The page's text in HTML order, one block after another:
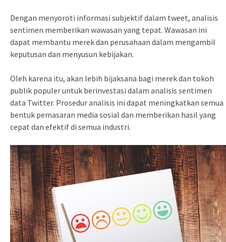
Dengan menyoroti informasi subjektif dalam tweet, analisis
sentimen memberikan wawasan yang tepat. Wawasan ini
dapat membantu merek dan perusahaan dalam mengambil
keputusan dan menyusun kebijakan.
Oleh karena itu, akan lebih bijaksana bagi merek dan tokoh
publik populer untuk berinvestasi dalam analisis sentimen
data Twitter. Prosedur analisis ini dapat meningkatkan semua
bentuk pemasaran media sosial dan memberikan hasil yang
cepat dan efektif di semua industri.